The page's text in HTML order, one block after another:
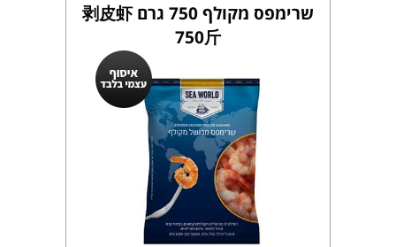
שרימפס מקולף 750 גרם 剥皮虾
750斤